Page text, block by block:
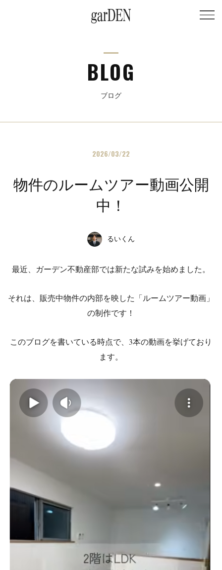
BLOG
ブログ
2026/03/22
物件のルームツアー動画公開
中！
るいくん
最近、ガーデン不動産部では新たな試みを始めました。
それは、販売中物件の内部を映した「ルームツアー動画」
の制作です！
このブログを書いている時点で、3本の動画を挙げており
ます。